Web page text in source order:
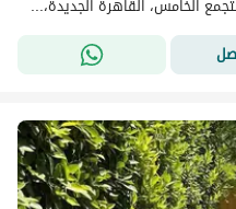
كومباوند هايد بارك القاهرة الجديدة، التجمع الخامس، القاهرة الجديدة، القاهرة